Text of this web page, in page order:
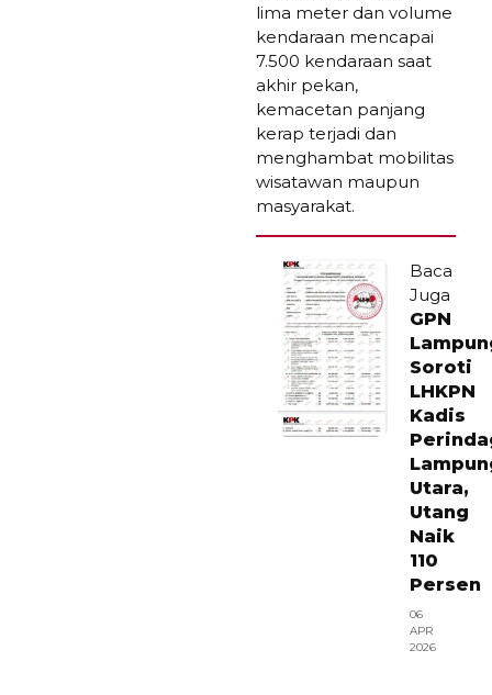
lima meter dan volume
kendaraan mencapai
7.500 kendaraan saat
akhir pekan,
kemacetan panjang
kerap terjadi dan
menghambat mobilitas
wisatawan maupun
masyarakat.
Baca
Juga
GPN
Soroti
LHKPN
Kadis
Utara,
Utang
Naik
110
Persen
06
APR
2026